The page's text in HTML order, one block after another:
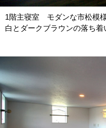
1階主寝室 モダンな市松模
白とダークブラウンの落ち着